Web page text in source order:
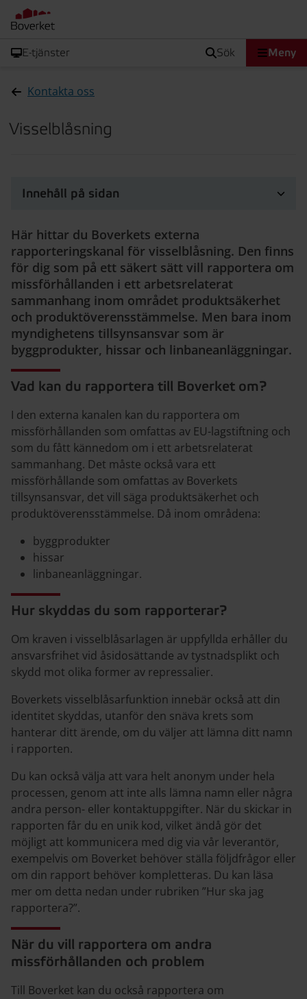
E-tjänster sök Meny
Kontakta oss
Visselblåsning
Innehåll på sidan
Här hittar du Boverkets externa
rapporteringskanal för visselblåsning. Den finns
för dig som på ett säkert sätt vill rapportera om
missförhållanden i ett arbetsrelaterat
sammanhang inom området produktsäkerhet
och produktöverensstämmelse. Men bara inom
myndighetens tillsynsansvar som är
byggprodukter, hissar och linbaneanläggningar.
Vad kan du rapportera till Boverket om?
I den externa kanalen kan du rapportera om
missförhållanden som omfattas av EU-lagstiftning och
som du fått kännedom om i ett arbetsrelaterat
sammanhang. Det måste också vara ett
missförhållande som omfattas av Boverkets
tillsynsansvar, det vill säga produktsäkerhet och
produktöverensstämmelse. Då inom områdena:
byggprodukter
hissar
linbaneanläggningar.
Hur skyddas du som rapporterar?
Om kraven i visselblåsarlagen är uppfyllda erhåller du
ansvarsfrihet vid åsidosättande av tystnadsplikt och
skydd mot olika former av repressalier.
Boverkets visselblåsarfunktion innebär också att din
identitet skyddas, utanför den snäva krets som
hanterar ditt ärende, om du väljer att lämna ditt namn
i rapporten.
Du kan också välja att vara helt anonym under hela
processen, genom att inte alls lämna namn eller några
andra person- eller kontaktuppgifter. När du skickar in
rapporten får du en unik kod, vilket ändå gör det
möjligt att kommunicera med dig via vår leverantör,
exempelvis om Boverket behöver ställa följdfrågor eller
om din rapport behöver kompletteras. Du kan läsa
mer om detta nedan under rubriken ”Hur ska jag
rapportera?”.
När du vill rapportera om andra
missförhållanden och problem
Till Boverket kan du också rapportera om